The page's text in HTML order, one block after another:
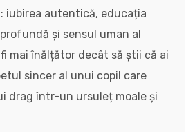
iubirea autentică, educația
și sensul uman al
mai înălțător decât să știi că ai
sincer al unui copil care
drag într-un ursuleț moale și